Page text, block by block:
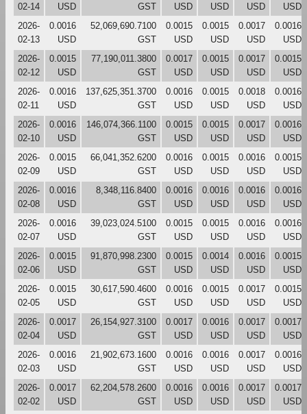
02-14
USD
GST
USD
USD
USD
USD
2026-
02-13
0.0016
USD
52,069,690.7100
GST
0.0015
USD
0.0015
USD
0.0017
USD
0.0016
USD
2026-
02-12
0.0015
USD
77,190,011.3800
GST
0.0017
USD
0.0015
USD
0.0017
USD
0.0015
USD
2026-
02-11
0.0016
USD
137,625,351.3700
GST
0.0016
USD
0.0015
USD
0.0018
USD
0.0016
USD
2026-
02-10
0.0016
USD
146,074,366.1100
GST
0.0015
USD
0.0015
USD
0.0017
USD
0.0016
USD
2026-
02-09
0.0015
USD
66,041,352.6200
GST
0.0016
USD
0.0015
USD
0.0016
USD
0.0015
USD
2026-
02-08
0.0016
USD
8,348,116.8400
GST
0.0016
USD
0.0016
USD
0.0016
USD
0.0016
USD
2026-
02-07
0.0016
USD
39,023,024.5100
GST
0.0015
USD
0.0015
USD
0.0016
USD
0.0016
USD
2026-
02-06
0.0015
USD
91,870,998.2300
GST
0.0015
USD
0.0014
USD
0.0016
USD
0.0015
USD
2026-
02-05
0.0015
USD
30,617,590.4600
GST
0.0016
USD
0.0015
USD
0.0017
USD
0.0015
USD
2026-
02-04
0.0017
USD
26,154,927.3100
GST
0.0017
USD
0.0016
USD
0.0017
USD
0.0017
USD
2026-
02-03
0.0016
USD
21,902,673.1600
GST
0.0016
USD
0.0016
USD
0.0017
USD
0.0016
USD
2026-
02-02
0.0017
USD
62,204,578.2600
GST
0.0016
USD
0.0016
USD
0.0017
USD
0.0017
USD